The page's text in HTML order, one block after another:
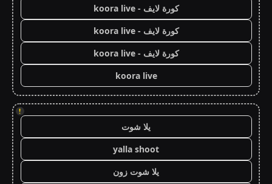
كورة لايف - koora live
كورة لايف - koora live
كورة لايف - koora live
koora live
!
يلا شوت
yalla shoot
يلا شوت زون